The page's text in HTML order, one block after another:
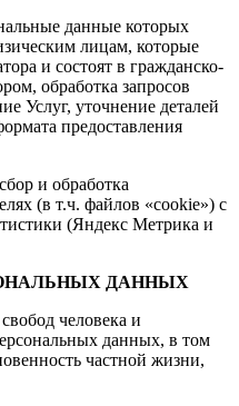
данные которых
лицам, которые
и состоят в гражданско-
обработка запросов
Услуг, уточнение деталей
предоставления
и обработка
(в т.ч. файлов «cookie») с
(Яндекс Метрика и
ДАННЫХ
человека и
данных, в том
частной жизни,